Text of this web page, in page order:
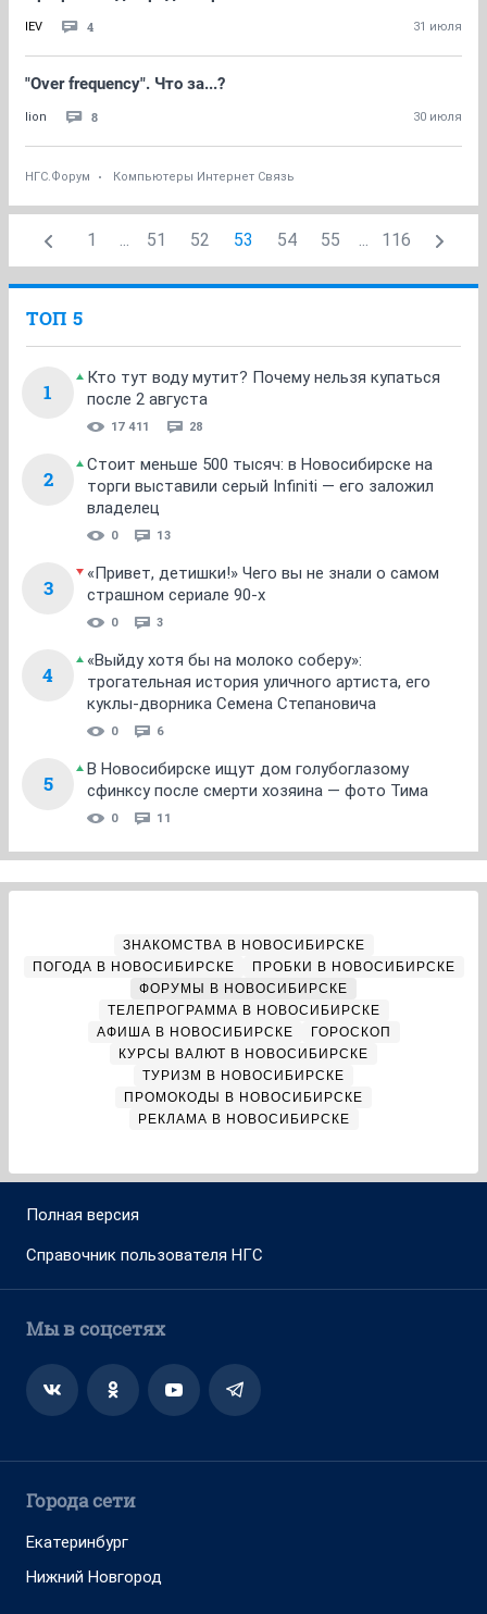
IEV 4 31 июля
"Over frequency". Что за...?
lion 8 30 июля
НГС.Форум Компьютеры Интернет Связь
1 ... 51 52 53 54 55 ... 116
ТОП 5
1
Кто тут воду мутит? Почему нельзя купаться
после 2 августа
17 411 28
2
Стоит меньше 500 тысяч: в Новосибирске на
торги выставили серый Infiniti — его заложил
владелец
0 13
3
«Привет, детишки!» Чего вы не знали о самом
страшном сериале 90-х
0 3
4
«Выйду хотя бы на молоко соберу»:
трогательная история уличного артиста, его
куклы-дворника Семена Степановича
0 6
5
В Новосибирске ищут дом голубоглазому
сфинксу после смерти хозяина — фото Тима
0 11
ЗНАКОМСТВА В НОВОСИБИРСКЕ
ПОГОДА В НОВОСИБИРСКЕ
ПРОБКИ В НОВОСИБИРСКЕ
ФОРУМЫ В НОВОСИБИРСКЕ
ТЕЛЕПРОГРАММА В НОВОСИБИРСКЕ
АФИША В НОВОСИБИРСКЕ
ГОРОСКОП
КУРСЫ ВАЛЮТ В НОВОСИБИРСКЕ
ТУРИЗМ В НОВОСИБИРСКЕ
ПРОМОКОДЫ В НОВОСИБИРСКЕ
РЕКЛАМА В НОВОСИБИРСКЕ
Полная версия
Справочник пользователя НГС
Мы в соцсетях
Города сети
Екатеринбург
Нижний Новгород